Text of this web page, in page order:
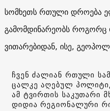
სომხეთს რთული დროება
გამომდინარეობს როგორც
ვითარებიდან, ისე,
ჩვენ ძალიან რთული
ცალკე აღებულ
ამ ტვირთის საკუთარი
დიდია რეგიონალური